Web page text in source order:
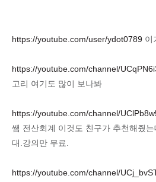
https://youtube.com/user/ydot0789 이
https://youtube.com/channel/
고리 여기도 많이 보나봐
https://youtube.com/channel/
쌤 전산회계 이것도 친구가 추천해줬
대.강의만 무료.
https://youtube.com/channel/